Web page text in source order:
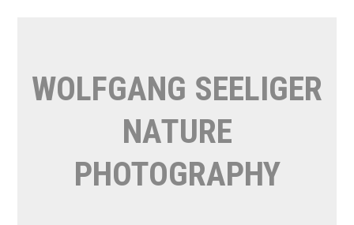
WOLFGANG SEELIGER
NATURE
PHOTOGRAPHY